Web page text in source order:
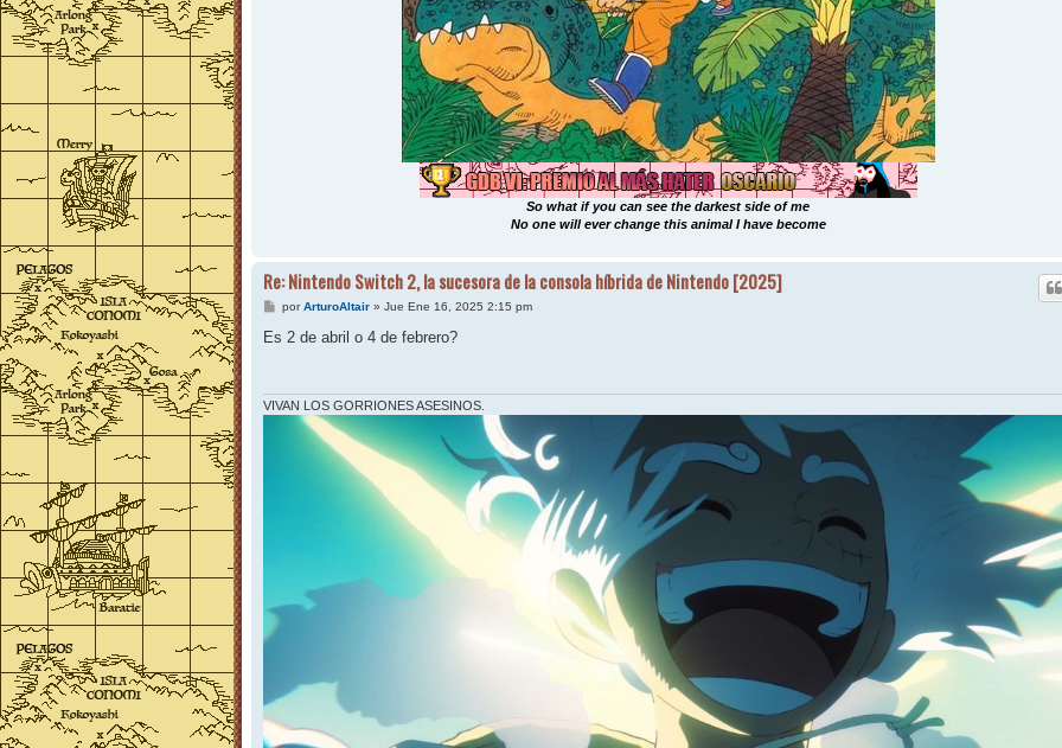
So what if you can see the darkest side of me
No one will ever change this animal I have become
Re: Nintendo Switch 2, la sucesora de la consola híbrida de Nintendo [2025]
M
n
porArturoAltair» Jue Ene 16, 2025 2:15 pm
Es 2 de abril o 4 de febrero?
VIVAN LOS GORRIONES ASESINOS.